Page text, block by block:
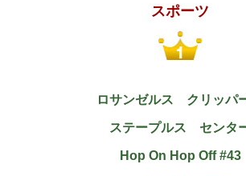
スポーツ
ロサンゼルス クリッパ
ステープルス センタ
Hop On Hop Off #43